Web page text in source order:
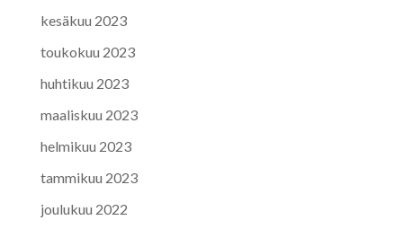
kesäkuu 2023
toukokuu 2023
huhtikuu 2023
maaliskuu 2023
helmikuu 2023
tammikuu 2023
joulukuu 2022